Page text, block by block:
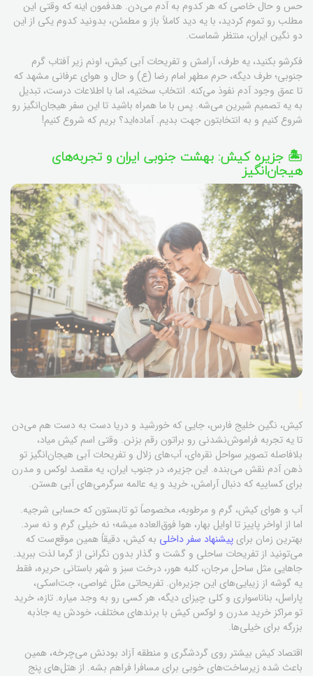
حس و حال خاصی که هر کدوم به آدم می‌دن. هدفمون اینه که وقتی این
مطلب رو تموم کردید، با یه دید کاملاً باز و مطمئن، بدونید کدوم یکی از این
دو نگین ایران، منتظر شماست.
فکرشو بکنید، یه طرف، آرامش و تفریحات آبی کیش، اونم زیر آفتاب گرم
جنوبی؛ طرف دیگه، حرم مطهر امام رضا (ع) و حال و هوای عرفانی مشهد که
تا عمق وجود آدم نفوذ می‌کنه. انتخاب سختیه، اما با اطلاعات درست، تبدیل
به یه تصمیم شیرین می‌شه. پس با ما همراه باشید تا این سفر هیجان‌انگیز رو
شروع کنیم و به انتخابتون جهت بدیم. آماده‌اید؟ بریم که شروع کنیم!
🏝️ جزیره کیش: بهشت جنوبی ایران و تجربه‌های
هیجان‌انگیز
کیش، نگین خلیج فارس، جایی که خورشید و دریا دست به دست هم می‌دن
تا یه تجربه فراموش‌نشدنی رو براتون رقم بزنن. وقتی اسم کیش میاد،
بلافاصله تصویر سواحل نقره‌ای، آب‌های زلال و تفریحات آبی هیجان‌انگیز تو
ذهن آدم نقش می‌بنده. این جزیره، در جنوب ایران، یه مقصد لوکس و مدرن
برای کساییه که دنبال آرامش، خرید و یه عالمه سرگرمی‌های آبی هستن.
آب و هوای کیش، گرم و مرطوبه، مخصوصاً تو تابستون که حسابی شرجیه.
اما از اواخر پاییز تا اوایل بهار، هوا فوق‌العاده میشه؛ نه خیلی گرم و نه سرد.
بهترین زمان برایپیشنهاد سفر داخلی به کیش، دقیقاً همین موقع‌ست که
می‌تونید از تفریحات ساحلی و گشت و گذار بدون نگرانی از گرما لذت ببرید.
جاهایی مثل ساحل مرجان، کلبه هور، درخت سبز و شهر باستانی حریره، فقط
یه گوشه از زیبایی‌های این جزیره‌ان. تفریحاتی مثل غواصی، جت‌اسکی،
پاراسل، بناناسواری و کلی چیزای دیگه، هر کسی رو به وجد میاره. تازه، خرید
تو مراکز خرید مدرن و لوکس کیش با برندهای مختلف، خودش یه جاذبه
بزرگه برای خیلی‌ها.
اقتصاد کیش بیشتر روی گردشگری و منطقه آزاد بودنش می‌چرخه، همین
باعث شده زیرساخت‌های خوبی برای مسافرا فراهم بشه. از هتل‌های پنج